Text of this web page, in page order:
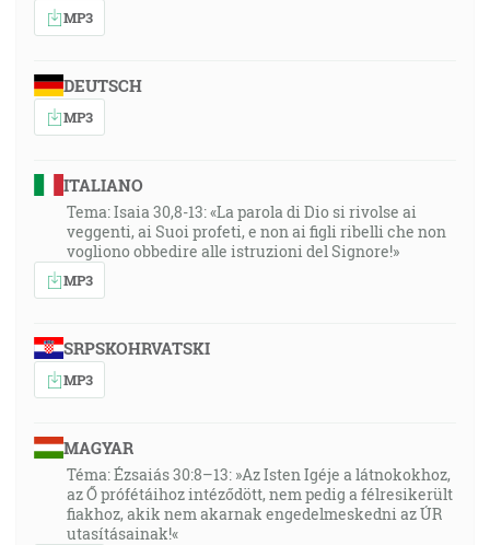
MP3
DEUTSCH
MP3
ITALIANO
Tema: Isaia 30,8-13: «La parola di Dio si rivolse ai
veggenti, ai Suoi profeti, e non ai figli ribelli che non
vogliono obbedire alle istruzioni del Signore!»
MP3
SRPSKOHRVATSKI
MP3
MAGYAR
Téma: Ézsaiás 30:8–13: »Az Isten Igéje a látnokokhoz,
az Ő prófétáihoz intéződött, nem pedig a félresikerült
fiakhoz, akik nem akarnak engedelmeskedni az ÚR
utasításainak!«